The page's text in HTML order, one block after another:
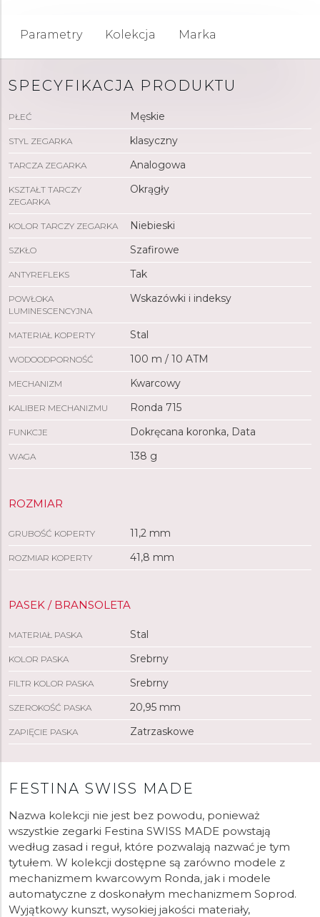
Parametry Kolekcja Marka
SPECYFIKACJA PRODUKTU
PŁEĆ Męskie
STYL ZEGARKA klasyczny
TARCZA ZEGARKA Analogowa
KSZTAŁT TARCZY
ZEGARKA
Okrągły
KOLOR TARCZY ZEGARKA Niebieski
SZKŁO Szafirowe
ANTYREFLEKS Tak
POWŁOKA
LUMINESCENCYJNA
Wskazówki i indeksy
MATERIAŁ KOPERTY Stal
WODOODPORNOŚĆ 100 m / 10 ATM
MECHANIZM Kwarcowy
KALIBER MECHANIZMU Ronda 715
FUNKCJE Dokręcana koronka, Data
WAGA 138 g
ROZMIAR
GRUBOŚĆ KOPERTY 11,2 mm
ROZMIAR KOPERTY 41,8 mm
PASEK / BRANSOLETA
MATERIAŁ PASKA Stal
KOLOR PASKA Srebrny
FILTR KOLOR PASKA Srebrny
SZEROKOŚĆ PASKA 20,95 mm
ZAPIĘCIE PASKA Zatrzaskowe
FESTINA SWISS MADE
Nazwa kolekcji nie jest bez powodu, ponieważ
wszystkie zegarki Festina SWISS MADE powstają
według zasad i reguł, które pozwalają nazwać je tym
tytułem. W kolekcji dostępne są zarówno modele z
mechanizmem kwarcowym Ronda, jak i modele
automatyczne z doskonałym mechanizmem Soprod.
Wyjątkowy kunszt, wysokiej jakości materiały,